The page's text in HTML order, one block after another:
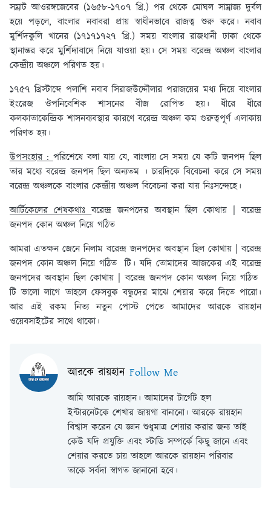
সম্রাট আওরঙ্গজেবের (১৬৫৮-১৭০৭ খ্রি.) পর থেকে মোঘল সাম্রাজ্য দুর্বল
হয়ে পড়লে, বাংলার নবাবরা প্রায় স্বাধীনভাবে রাজত্ব শুরু করে। নবাব
মুর্শিদকুলি খানের (১৭১৭১৭২৭ খ্রি.) সময় বাংলার রাজধানী ঢাকা থেকে
স্থানান্তর করে মুর্শিদাবাদে নিয়ে যাওয়া হয়। সে সময় বরেন্দ্র অঞ্চল বাংলার
কেন্দ্রীয় অঞ্চলে পরিণত হয়।
১৭৫৭ খ্রিস্টাব্দে পলাশি নবাব সিরাজউদ্দৌলার পরাজয়ের মধ্য দিয়ে বাংলার
ইংরেজ ঔপনিবেশিক শাসনের বীজ রোপিত হয়। ধীরে ধীরে
কলকাতাকেন্দ্রিক শাসনব্যবস্থার কারণে বরেন্দ্র অঞ্চল কম গুরুত্বপূর্ণ এলাকায়
পরিণত হয়।
উপসংহার :পরিশেষে বলা যায় যে, বাংলায় সে সময় যে কটি জনপদ ছিল
তার মধ্যে বরেন্দ্র জনপদ ছিল অন্যতম । চারদিকে বিবেচনা করে সে সময়
বরেন্দ্র অঞ্চলকে বাংলার কেন্দ্রীয় অঞ্চল বিবেচনা করা যায় নিঃসন্দেহে।
আর্টিকেলের শেষকথাঃবরেন্দ্র জনপদের অবস্থান ছিল কোথায় | বরেন্দ্র
জনপদ কোন অঞ্চল নিয়ে গঠিত
আমরা এতক্ষন জেনে নিলাম বরেন্দ্র জনপদের অবস্থান ছিল কোথায় | বরেন্দ্র
জনপদ কোন অঞ্চল নিয়ে গঠিত টি। যদি তোমাদের আজকের এই বরেন্দ্র
জনপদের অবস্থান ছিল কোথায় | বরেন্দ্র জনপদ কোন অঞ্চল নিয়ে গঠিত
টি ভালো লাগে তাহলে ফেসবুক বন্ধুদের মাঝে শেয়ার করে দিতে পারো।
আর এই রকম নিত্য নতুন পোস্ট পেতে আমাদের আরকে রায়হান
ওয়েবসাইটের সাথে থাকো।
আরকে রায়হান Follow Me
আমি আরকে রায়হান। আমাদের টার্গেট হল
ইন্টারনেটকে শেখার জায়গা বানানো। আরকে রায়হান
বিশ্বাস করেন যে জ্ঞান শুধুমাত্র শেয়ার করার জন্য তাই
কেউ যদি প্রযুক্তি এবং স্টাডি সম্পর্কে কিছু জানে এবং
শেয়ার করতে চায় তাহলে আরকে রায়হান পরিবার
তাকে সর্বদা স্বাগত জানানো হবে।